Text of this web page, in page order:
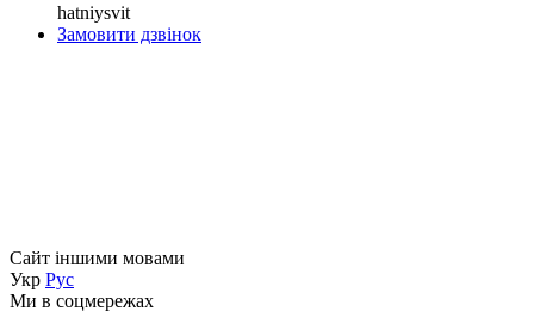
hatniysvit
Замовити дзвінок
Сайт іншими мовами
Укр Рус
Ми в соцмережах